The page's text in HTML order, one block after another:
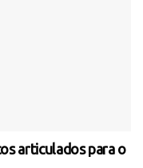
articulados para o